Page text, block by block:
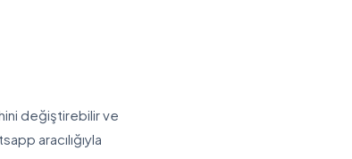
değiştirebilir ve
aracılığıyla